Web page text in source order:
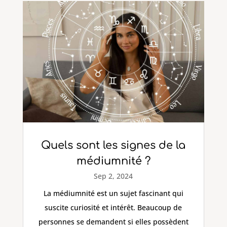
Quels sont les signes de la
médiumnité ?
Sep 2, 2024
La médiumnité est un sujet fascinant qui
suscite curiosité et intérêt. Beaucoup de
personnes se demandent si elles possèdent